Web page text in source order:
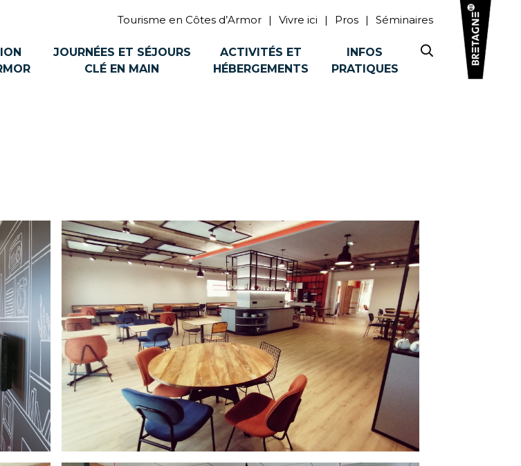
Tourisme en Côtes d’Armor Vivre ici Pros Séminaires
JOURNÉES ET SÉJOURS
CLÉ EN MAIN
ACTIVITÉS ET
HÉBERGEMENTS
INFOS
PRATIQUES